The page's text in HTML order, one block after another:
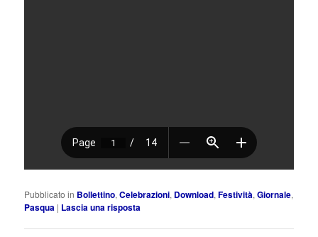
Pubblicato in Bollettino,Celebrazioni, Download,Festività,Giornale,
Pasqua | Lascia una risposta